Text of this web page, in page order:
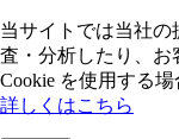
当サイトでは当社の
査・分析したり、お
Cookie を使⽤する場
詳しくはこちら